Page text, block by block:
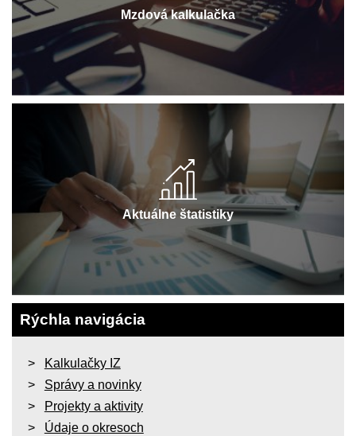
Mzdová kalkulačka
Aktuálne štatistiky
Rýchla navigácia
Kalkulačky IZ
Správy a novinky
Projekty a aktivity
Údaje o okresoch